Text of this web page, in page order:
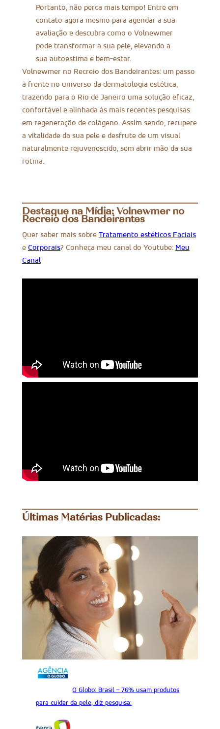
Portanto, não perca mais tempo! Entre em
contato agora mesmo para agendar a sua
avaliação e descubra como o Volnewmer
pode transformar a sua pele, elevando a
sua autoestima e bem-estar.
Volnewmer no Recreio dos Bandeirantes: um passo
à frente no universo da dermatologia estética,
trazendo para o Rio de Janeiro uma solução eficaz,
confortável e alinhada às mais recentes pesquisas
em regeneração de colágeno. Assim sendo, recupere
a vitalidade da sua pele e desfrute de um visual
naturalmente rejuvenescido, sem abrir mão da sua
rotina.
Destaque na Mídia: Volnewmer no
Recreio dos Bandeirantes
Quer saber mais sobre Tratamento estéticos Faciais
e Corporais? Conheça meu canal do Youtube: Meu
Canal
Últimas Matérias Publicadas:
O Globo: Brasil – 76% usam produtos
para cuidar da pele, diz pesquisa: